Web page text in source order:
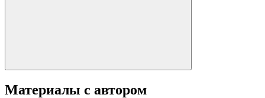
Материалы с автором